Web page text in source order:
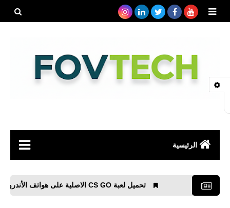
الرئيسية
تحميل لعبة CS GO الاصلية على هواتف الأندرويد والأيفون أحدث أصدار